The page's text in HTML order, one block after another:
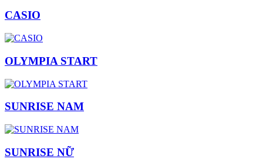
CASIO
OLYMPIA START
SUNRISE NAM
SUNRISE NỮ